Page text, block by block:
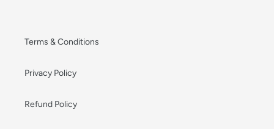
Terms & Conditions
Privacy Policy
Refund Policy